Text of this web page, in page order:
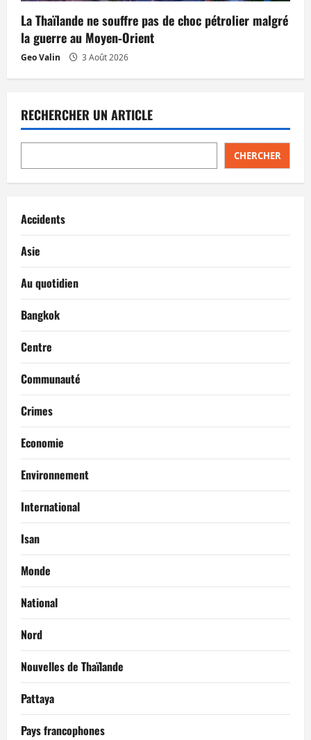
La Thaïlande ne souffre pas de choc pétrolier malgré
la guerre au Moyen‑Orient
Geo Valin 3 Août 2026
RECHERCHER UN ARTICLE
CHERCHER
Accidents
Asie
Au quotidien
Bangkok
Centre
Communauté
Crimes
Economie
Environnement
International
Isan
Monde
National
Nord
Nouvelles de Thaïlande
Pattaya
Pays francophones